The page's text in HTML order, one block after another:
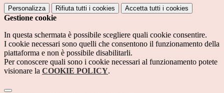
Personalizza Rifiuta tutti i cookies Accetta tutti i cookies
Gestione cookie
In questa schermata è possibile scegliere quali cookie consentire.
I cookie necessari sono quelli che consentono il funzionamento della
piattaforma e non è possibile disabilitarli.
Per conoscere quali sono i cookie necessari al funzionamento potete
visionare la COOKIE POLICY.